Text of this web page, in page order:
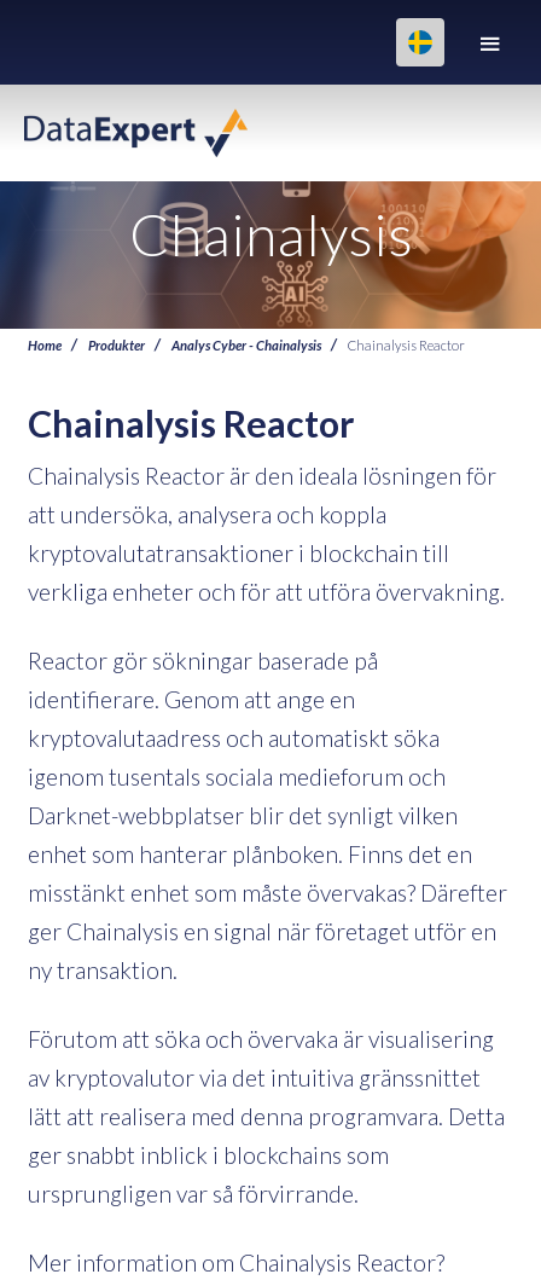
Chainalysis
Home Produkter Analys Cyber - Chainalysis Chainalysis Reactor
Chainalysis Reactor
Chainalysis Reactor är den ideala lösningen för
att undersöka, analysera och koppla
kryptovalutatransaktioner i blockchain till
verkliga enheter och för att utföra övervakning.
Reactor gör sökningar baserade på
identifierare. Genom att ange en
kryptovalutaadress och automatiskt söka
igenom tusentals sociala medieforum och
Darknet-webbplatser blir det synligt vilken
enhet som hanterar plånboken. Finns det en
misstänkt enhet som måste övervakas? Därefter
ger Chainalysis en signal när företaget utför en
ny transaktion.
Förutom att söka och övervaka är visualisering
av kryptovalutor via det intuitiva gränssnittet
lätt att realisera med denna programvara. Detta
ger snabbt inblick i blockchains som
ursprungligen var så förvirrande.
Mer information om Chainalysis Reactor?